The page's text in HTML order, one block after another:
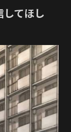
てほし